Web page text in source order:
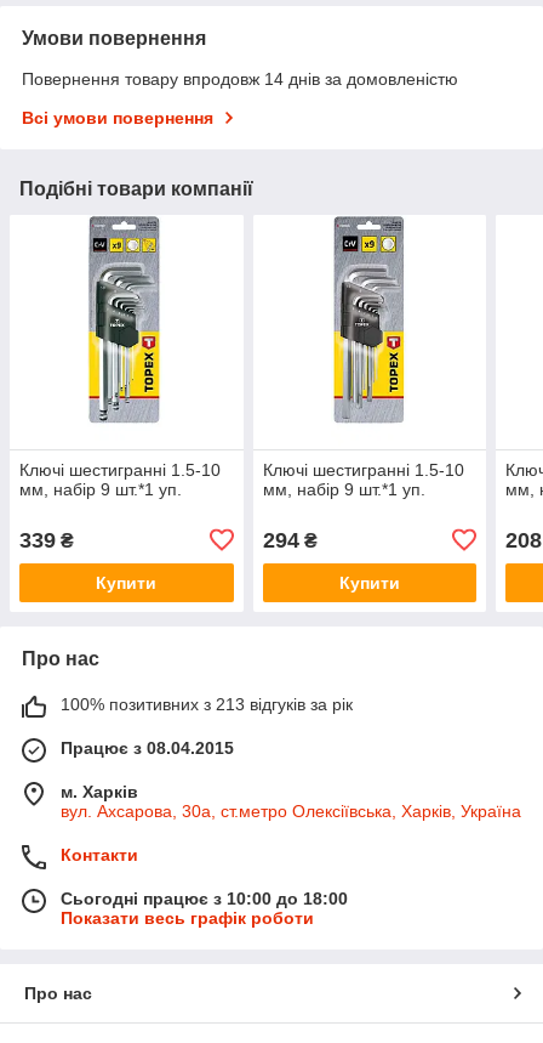
Умови повернення
Повернення товару впродовж 14 днів за домовленістю
Всі умови повернення
Подібні товари компанії
Ключі шестигранні 1.5-10
мм, набір 9 шт.*1 уп.
339 ₴
Купити
Ключі шестигранні 1.5-10
мм, набір 9 шт.*1 уп.
294₴
Купити
мм,
208
Про нас
100% позитивних з 213 відгуків за рік
Працює з 08.04.2015
м. Харків
вул. Ахсарова, 30а, ст.метро Олексіївська, Харків, Україна
Контакти
Сьогодні працює з 10:00 до 18:00
Показати весь графік роботи
Про нас